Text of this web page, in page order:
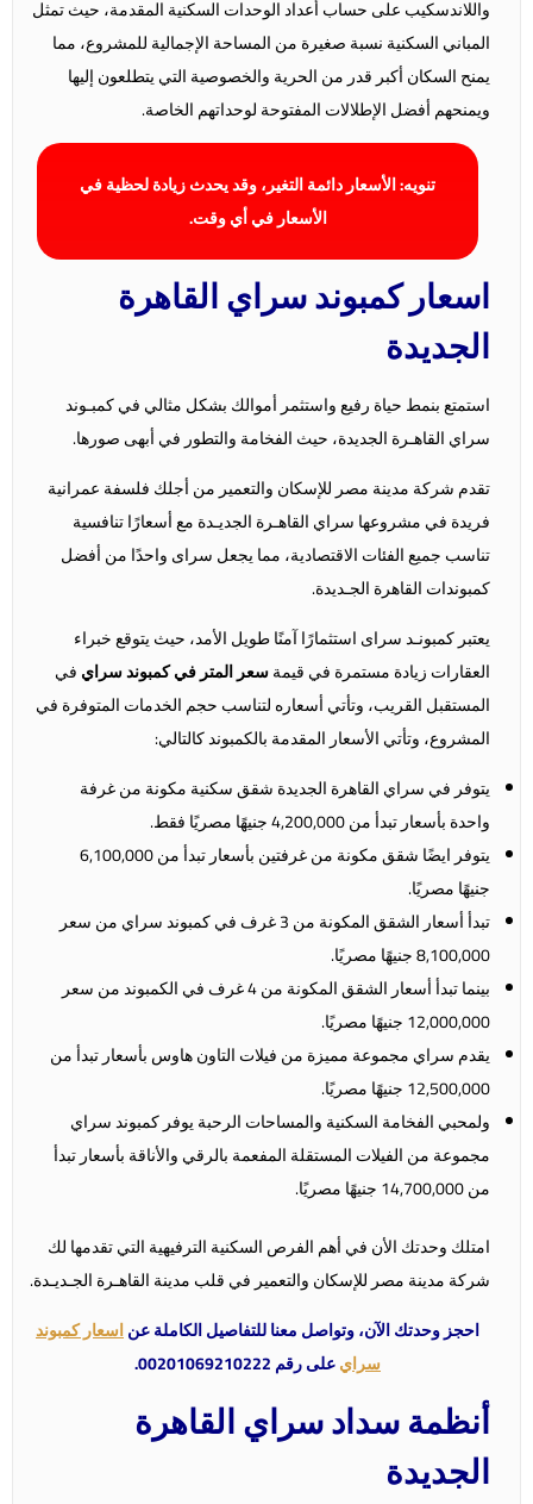
واللاندسكيب على حساب أعداد الوحدات السكنية المقدمة، حيث تمثل
المباني السكنية نسبة صغيرة من المساحة الإجمالية للمشروع، مما
يمنح السكان أكبر قدر من الحرية والخصوصية التي يتطلعون إليها
ويمنحهم أفضل الإطلالات المفتوحة لوحداتهم الخاصة.
تنويه: الأسعار دائمة التغير، وقد يحدث زيادة لحظية في
الأسعار في أي وقت.
اسعار كمبوند سراي القاهرة
الجديدة
استمتع بنمط حياة رفيع واستثمر أموالك بشكل مثالي في كمبـوند
سراي القاهـرة الجديدة، حيث الفخامة والتطور في أبهى صورها.
تقدم شركة مدينة مصر للإسكان والتعمير من أجلك فلسفة عمرانية
فريدة في مشروعها سراي القاهـرة الجديـدة مع أسعارًا تنافسية
تناسب جميع الفئات الاقتصادية، مما يجعل سراى واحدًا من أفضل
كمبوندات القاهرة الجـديدة.
يعتبر كمبونـد سراى استثمارًا آمنًا طويل الأمد، حيث يتوقع خبراء
العقارات زيادة مستمرة في قيمةسعر المتر في كمبوند سرايفي
المستقبل القريب، وتأتي أسعاره لتناسب حجم الخدمات المتوفرة في
المشروع، وتأتي الأسعار المقدمة بالكمبوند كالتالي:
يتوفر في سراي القاهرة الجديدة شقق سكنية مكونة من غرفة
واحدة بأسعار تبدأ من 4,200,000 جنيهًا مصريًا فقط.
يتوفر ايضًا شقق مكونة من غرفتين بأسعار تبدأ من 6,100,000
جنيهًا مصريًا.
تبدأ أسعار الشقق المكونة من 3 غرف في كمبوند سراي من سعر
8,100,000 جنيهًا مصريًا.
بينما تبدأ أسعار الشقق المكونة من 4 غرف في الكمبوند من سعر
12,000,000 جنيهًا مصريًا.
يقدم سراي مجموعة مميزة من فيلات التاون هاوس بأسعار تبدأ من
12,500,000 جنيهًا مصريًا.
ولمحبي الفخامة السكنية والمساحات الرحبة يوفر كمبوند سراي
مجموعة من الفيلات المستقلة المفعمة بالرقي والأناقة بأسعار تبدأ
من 14,700,000 جنيهًا مصريًا.
امتلك وحدتك الأن في أهم الفرص السكنية الترفيهية التي تقدمها لك
شركة مدينة مصر للإسكان والتعمير في قلب مدينة القاهـرة الجـديـدة.
احجز وحدتك الآن، وتواصل معنا للتفاصيل الكاملة عناسعار كمبوند
سرايعلى رقم 00201069210222.
أنظمة سداد سراي القاهرة
الجديدة